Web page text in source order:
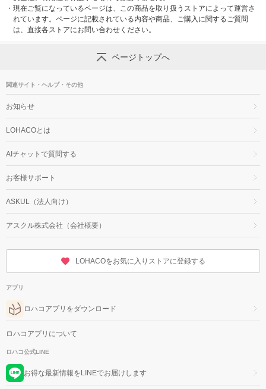
・ 現在ご覧になっているページは、この商品を取り扱うストアによって運営さ
れています。ページに記載されている内容や商品、ご購入に関するご質問
は、直接各ストアにお問い合わせください。
ページトップへ
関連サイト・ヘルプ・その他
お知らせ
LOHACOとは
AIチャットで質問する
お客様サポート
ASKUL（法人向け）
アスクル株式会社（会社概要）
LOHACOをお気に入りストアに登録する
アプリ
ロハコアプリをダウンロード
ロハコアプリについて
ロハコ公式LINE
お得な最新情報をLINEでお届けします